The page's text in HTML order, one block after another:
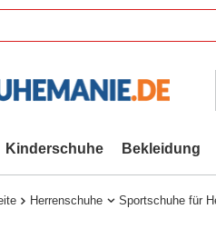
Kinderschuhe Bekleidung
Herrenschuhe Sportschuhe für